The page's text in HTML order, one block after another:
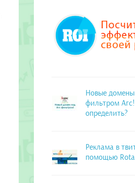
Новые
фильтром
определить?
Реклама в
помощью